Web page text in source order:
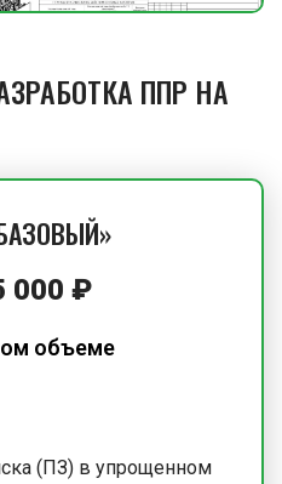
ППР НА
000 ₽
объеме
(ПЗ) в упрощенном